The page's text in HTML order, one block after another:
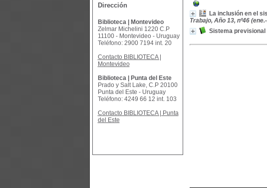
La inclusión en el
Trabajo, Año 13, nº46
Sistema previsional
Dirección
Biblioteca | Montevideo
Zelmar Michelini 1220 C.P
11100 - Montevideo - Uruguay
Teléfono: 2900 7194 int. 20
Contacto BIBLIOTECA |
Montevideo
Biblioteca | Punta del Este
Prado y Salt Lake, C.P 20100
Punta del Este - Uruguay
Teléfono: 4249 66 12 int. 103
Contacto BIBLIOTECA | Punta
del Este